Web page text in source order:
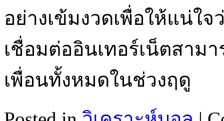
อย่างเข้มงวดเพื่อให้แน่ใ
เชื่อมต่ออินเทอร์เน็ตสาม
เพื่อนทั้งหมดในช่วงฤดู